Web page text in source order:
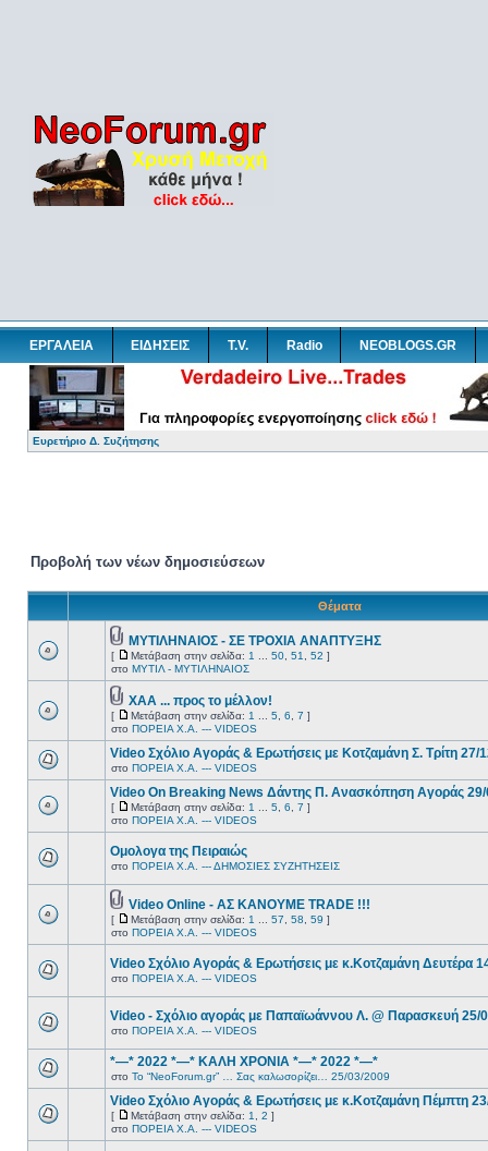
ΕΡΓΑΛΕΙΑ ΕΙΔΗΣΕΙΣ T.V. Radio NEOBLOGS.GR
Ευρετήριο Δ. Συζήτησης
Προβολή των νέων δημοσιεύσεων
Θέματα
ΜΥΤΙΛΗΝΑΙΟΣ - ΣΕ ΤΡΟΧΙΑ ΑΝΑΠΤΥΞΗΣ
[ Μετάβαση στην σελίδα: 1 50 51 52 ]
στο ΜΥΤΙΛ - ΜΥΤΙΛΗΝΑΙΟΣ
ΧΑΑ ... προς το μέλλον!
[ Μετάβαση στην σελίδα: 1 5 6 7 ]
στο ΠΟΡΕΙΑ Χ.Α. --- VIDEOS
Video Σχόλιο Αγοράς & Ερωτήσεις με Κοτζαμάνη Σ. Τρίτη 27/
στο ΠΟΡΕΙΑ Χ.Α. --- VIDEOS
Video On Breaking News Δάντης Π. Ανασκόπηση Αγοράς 29/
[ Μετάβαση στην σελίδα: 1 5 6 7 ]
στο ΠΟΡΕΙΑ Χ.Α. --- VIDEOS
Oμολογα της Πειραιώς
στο ΠΟΡΕΙΑ Χ.Α. --- ΔΗΜΟΣΙΕΣ ΣΥΖΗΤΗΣΕΙΣ
Video Online - ΑΣ ΚΑΝΟΥΜΕ TRADE !!!
[ Μετάβαση στην σελίδα: 1 57 58 59 ]
στο ΠΟΡΕΙΑ Χ.Α. --- VIDEOS
Video Σχόλιο Αγοράς & Ερωτήσεις με κ.Κοτζαμάνη Δευτέρα
στο ΠΟΡΕΙΑ Χ.Α. --- VIDEOS
Video - Σχόλιο αγοράς με Παπαϊωάννου Λ. @ Παρασκευή 25/
στο ΠΟΡΕΙΑ Χ.Α. --- VIDEOS
*—* 2022 *—* ΚΑΛΗ ΧΡΟΝΙΑ *—* 2022 *—*
στο Το “NeoForum.gr” … Σας καλωσορίζει… 25/03/2009
Video Σχόλιο Αγοράς & Ερωτήσεις με κ.Κοτζαμάνη Πέμπτη
[ Μετάβαση στην σελίδα: 1 2 ]
στο ΠΟΡΕΙΑ Χ.Α. --- VIDEOS